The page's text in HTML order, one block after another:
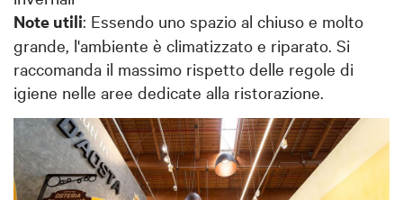
Note utili: Essendo uno spazio al chiuso e molto
grande, l'ambiente è climatizzato e riparato. Si
raccomanda il massimo rispetto delle regole di
igiene nelle aree dedicate alla ristorazione.